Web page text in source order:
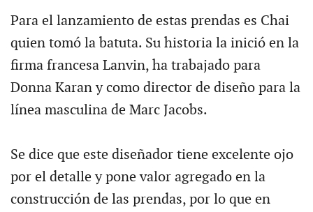
Para el lanzamiento de estas prendas es Chai
quien tomó la batuta. Su historia la inició en la
firma francesa Lanvin, ha trabajado para
Donna Karan y como director de diseño para la
línea masculina de Marc Jacobs.
Se dice que este diseñador tiene excelente ojo
por el detalle y pone valor agregado en la
construcción de las prendas, por lo que en